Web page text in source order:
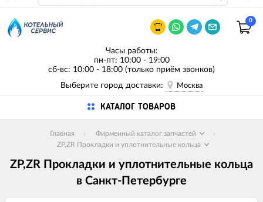
0
Часы работы:
пн-пт: 10:00 - 19:00
сб-вс: 10:00 - 18:00 (только приём звонков)
Выберите город доставки:
Москва
КАТАЛОГ ТОВАРОВ
Главная
Фирменный каталог запчастей
ZP,ZR Прокладки и уплотнительные кольца
ZP,ZR Прокладки и уплотнительные кольца
в Санкт-Петербурге